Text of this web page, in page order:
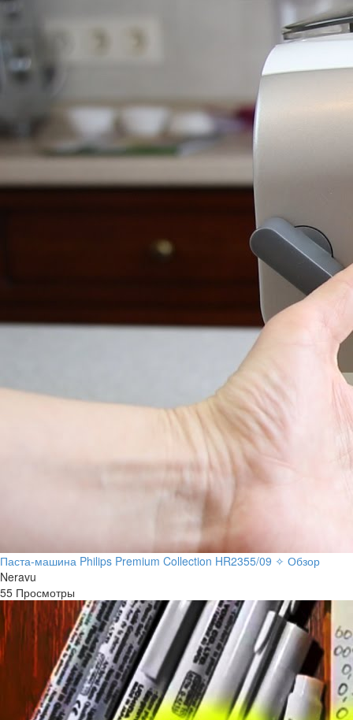
Паста-машина Philips Premium Collection HR2355/09 ✧ Обзор
Neravu
55 Просмотры